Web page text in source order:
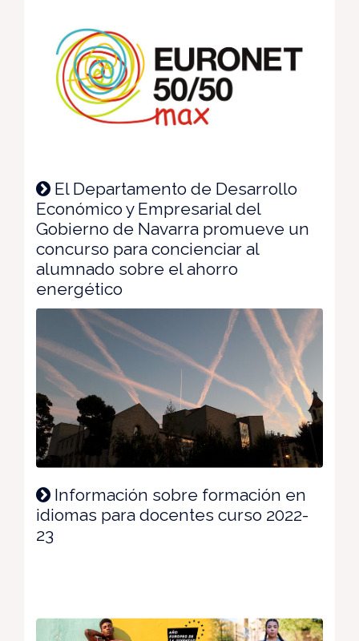
El Departamento de Desarrollo
Económico y Empresarial del
Gobierno de Navarra promueve un
concurso para concienciar al
alumnado sobre el ahorro
energético
Información sobre formación en
idiomas para docentes curso 2022-
23